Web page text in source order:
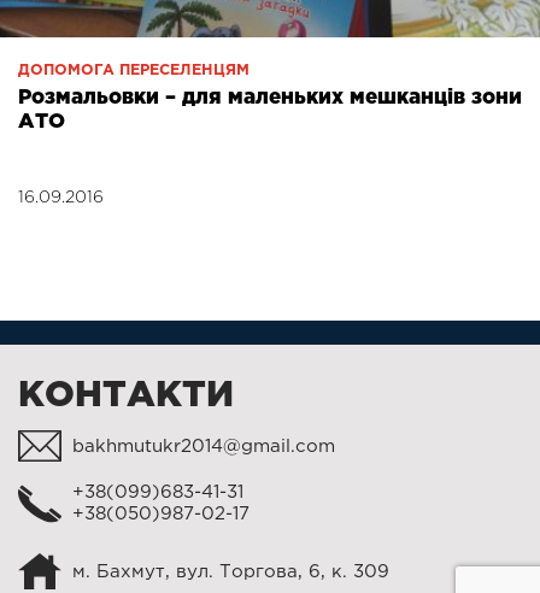
ДОПОМОГА ПЕРЕСЕЛЕНЦЯМ
Розмальовки – для маленьких мешканців зони
АТО
16.09.2016
КОНТАКТИ
bakhmutukr2014@gmail.com
+38(099)683-41-31
+38(050)987-02-17
м. Бахмут, вул. Торгова, 6, к. 309